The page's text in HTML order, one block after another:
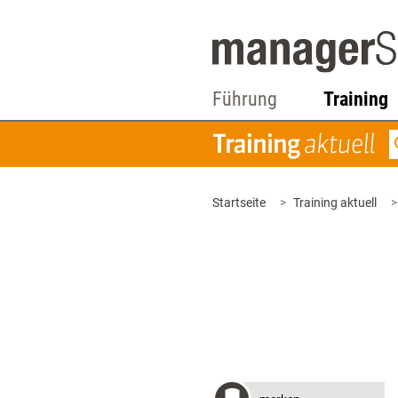
Führung Training
Startseite Training aktuell